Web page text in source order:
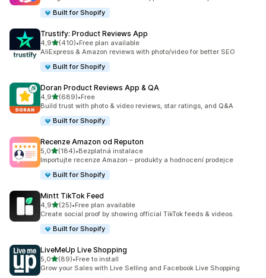
Built for Shopify
Trustify: Product Reviews App
4,9z 5 hvězd
(410)
Celkový počet recenzí: 410
•Free plan available
AliExpress & Amazon reviews with photo/video for better SEO
Built for Shopify
Doran Product Reviews App & QA
4,9z 5 hvězd
(689)
Celkový počet recenzí: 689
•Free
Build trust with photo & video reviews, star ratings, and Q&A
Built for Shopify
Recenze Amazon od Reputon
5,0z 5 hvězd
(184)
Celkový počet recenzí: 184
•Bezplatná instalace
Importujte recenze Amazon – produkty a hodnocení prodejce
Built for Shopify
Mintt TikTok Feed
4,9z 5 hvězd
(25)
Celkový počet recenzí: 25
•Free plan available
Create social proof by showing official TikTok feeds & videos.
Built for Shopify
LiveMeUp Live Shopping
5,0z 5 hvězd
(89)
Celkový počet recenzí: 89
•Free to install
Grow your Sales with Live Selling and Facebook Live Shopping